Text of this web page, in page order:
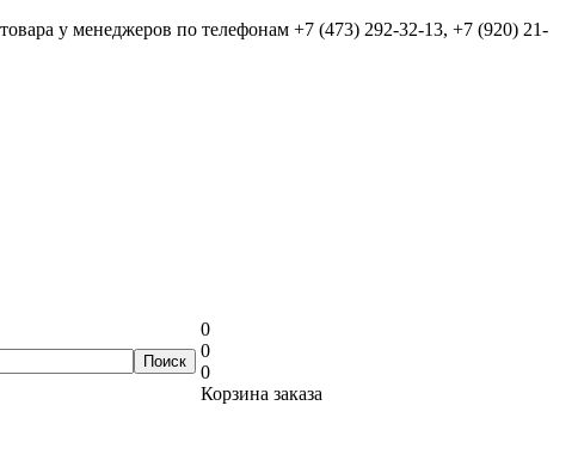
у менеджеров по телефонам +7 (473) 292-32-13, +7 (920) 21-
0
0
0
Корзина заказа